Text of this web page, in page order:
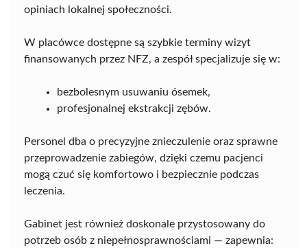
opiniach lokalnej społeczności.
W placówce dostępne są szybkie terminy wizyt
finansowanych przez NFZ, a zespół specjalizuje się w:
bezbolesnym usuwaniu ósemek,
profesjonalnej ekstrakcji zębów.
Personel dba o precyzyjne znieczulenie oraz sprawne
przeprowadzenie zabiegów, dzięki czemu pacjenci
mogą czuć się komfortowo i bezpiecznie podczas
leczenia.
Gabinet jest również doskonale przystosowany do
potrzeb osób z niepełnosprawnościami — zapewnia: